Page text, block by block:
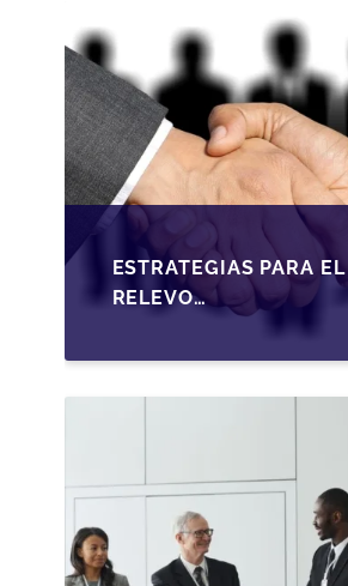
ESTRATEGIAS PARA EL
RELEVO
GENERACIONAL EN
PYMES ESPAÑOLAS